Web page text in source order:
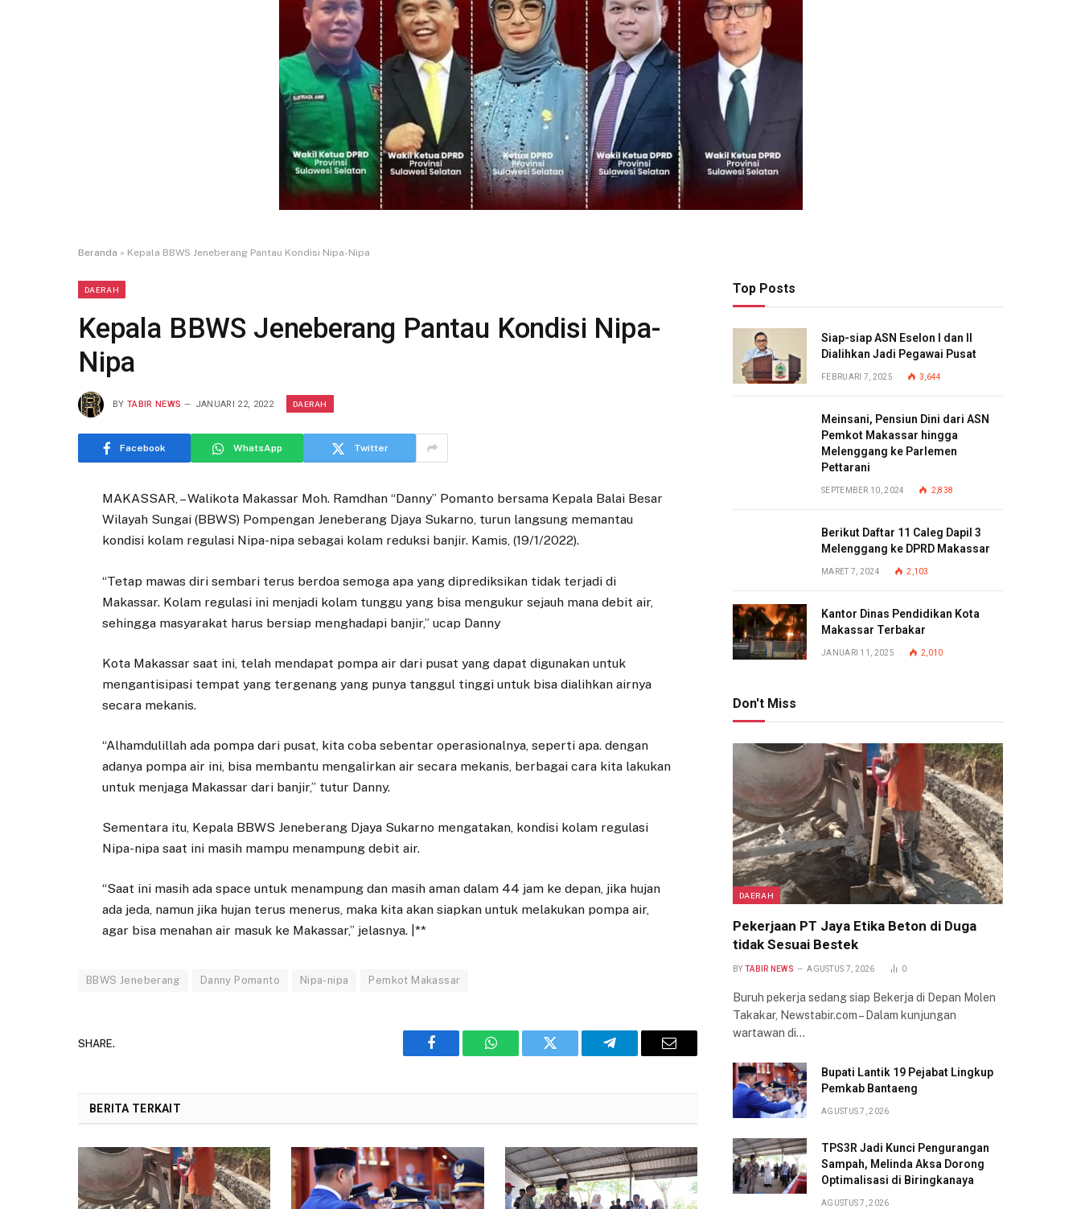
Beranda » Kepala BBWS Jeneberang Pantau Kondisi Nipa-Nipa
DAERAH
Kepala BBWS Jeneberang Pantau Kondisi Nipa-
Nipa
BY TABIR NEWS JANUARI 22, 2022 DAERAH
Facebook WhatsApp Twitter
MAKASSAR, – Walikota Makassar Moh. Ramdhan “Danny” Pomanto bersama Kepala Balai Besar
Wilayah Sungai (BBWS) Pompengan Jeneberang Djaya Sukarno, turun langsung memantau
kondisi kolam regulasi Nipa-nipa sebagai kolam reduksi banjir. Kamis, (19/1/2022).
“Tetap mawas diri sembari terus berdoa semoga apa yang diprediksikan tidak terjadi di
Makassar. Kolam regulasi ini menjadi kolam tunggu yang bisa mengukur sejauh mana debit air,
sehingga masyarakat harus bersiap menghadapi banjir,” ucap Danny
Kota Makassar saat ini, telah mendapat pompa air dari pusat yang dapat digunakan untuk
mengantisipasi tempat yang tergenang yang punya tanggul tinggi untuk bisa dialihkan airnya
secara mekanis.
“Alhamdulillah ada pompa dari pusat, kita coba sebentar operasionalnya, seperti apa. dengan
adanya pompa air ini, bisa membantu mengalirkan air secara mekanis, berbagai cara kita lakukan
untuk menjaga Makassar dari banjir,” tutur Danny.
Sementara itu, Kepala BBWS Jeneberang Djaya Sukarno mengatakan, kondisi kolam regulasi
Nipa-nipa saat ini masih mampu menampung debit air.
“Saat ini masih ada space untuk menampung dan masih aman dalam 44 jam ke depan, jika hujan
ada jeda, namun jika hujan terus menerus, maka kita akan siapkan untuk melakukan pompa air,
agar bisa menahan air masuk ke Makassar,” jelasnya. |**
BBWS Jeneberang Danny Pomanto Nipa-nipa Pemkot Makassar
SHARE.
Facebook WhatsAppTwitter Telegram Email
BERITA TERKAIT
Top Posts
Siap-siap ASN Eselon I dan II
Dialihkan Jadi Pegawai Pusat
FEBRUARI 7, 2025 3,644
Meinsani, Pensiun Dini dari ASN
Pemkot Makassar hingga
Melenggang ke Parlemen
Pettarani
SEPTEMBER 10, 2024 2,838
Berikut Daftar 11 Caleg Dapil 3
Melenggang ke DPRD Makassar
MARET 7, 2024 2,103
Kantor Dinas Pendidikan Kota
Makassar Terbakar
JANUARI 11, 2025 2,010
Don't Miss
DAERAH
Pekerjaan PT Jaya Etika Beton di Duga
tidak Sesuai Bestek
BY TABIR NEWS AGUSTUS 7, 2026 0
Buruh pekerja sedang siap Bekerja di Depan Molen
Takakar, Newstabir.com – Dalam kunjungan
wartawan di…
Bupati Lantik 19 Pejabat Lingkup
Pemkab Bantaeng
AGUSTUS 7, 2026
TPS3R Jadi Kunci Pengurangan
Sampah, Melinda Aksa Dorong
Optimalisasi di Biringkanaya
AGUSTUS 7, 2026